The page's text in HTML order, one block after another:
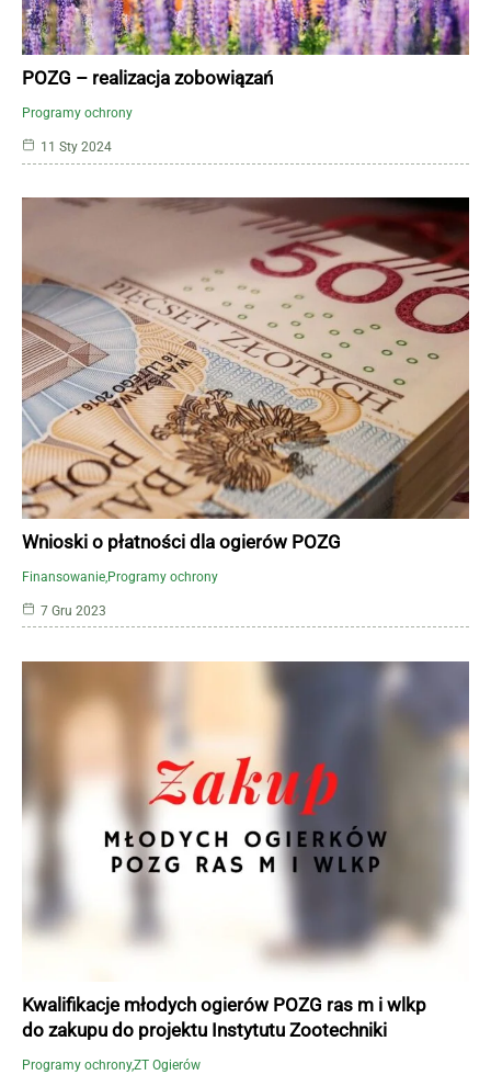
Programy ochrony
POZG – realizacja zobowiązań
11 Sty 2024
Finansowanie Programy ochrony
Wnioski o płatności dla ogierów POZG
7 Gru 2023
Programy ochronyZT Ogierów
Kwalifikacje młodych ogierów POZG ras m i wlkp
do zakupu do projektu Instytutu Zootechniki